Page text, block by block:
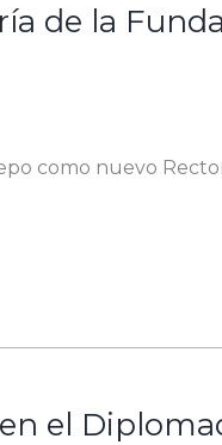
de la
como nuevo
el